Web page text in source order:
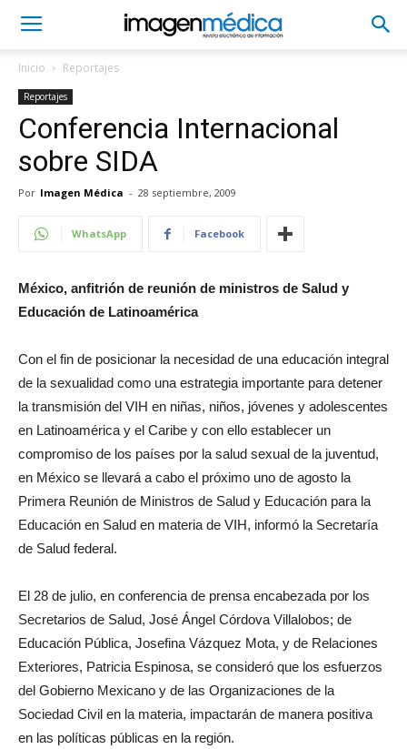
Inicio Reportajes
Reportajes
Conferencia Internacional
sobre SIDA
Por Imagen Médica - 28 septiembre, 2009
WhatsApp Facebook
México, anfitrión de reunión de ministros de Salud y
Educación de Latinoamérica
Con el fin de posicionar la necesidad de una educación integral
de la sexualidad como una estrategia importante para detener
la transmisión del VIH en niñas, niños, jóvenes y adolescentes
en Latinoamérica y el Caribe y con ello establecer un
compromiso de los países por la salud sexual de la juventud,
en México se llevará a cabo el próximo uno de agosto la
Primera Reunión de Ministros de Salud y Educación para la
Educación en Salud en materia de VIH, informó la Secretaría
de Salud federal.
El 28 de julio, en conferencia de prensa encabezada por los
Secretarios de Salud, José Ángel Córdova Villalobos; de
Educación Pública, Josefina Vázquez Mota, y de Relaciones
Exteriores, Patricia Espinosa, se consideró que los esfuerzos
del Gobierno Mexicano y de las Organizaciones de la
Sociedad Civil en la materia, impactarán de manera positiva
en las políticas públicas en la región.